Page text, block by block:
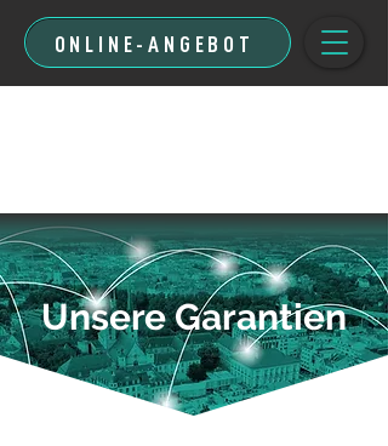
ONLINE-ANGEBOT
Unsere Garantien